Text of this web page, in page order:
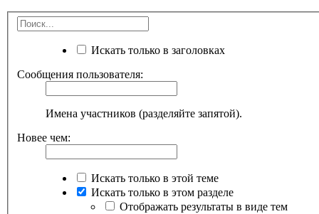
Искать только в заголовках
Сообщения пользователя:
Имена участников (разделяйте запятой).
Новее чем:
Искать только в этой теме
Искать только в этом разделе
Отображать результаты в виде тем